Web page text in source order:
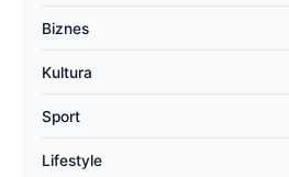
Biznes
Kultura
Sport
Lifestyle